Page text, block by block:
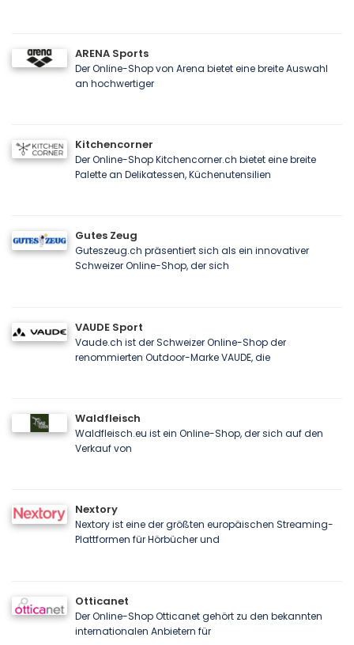
ARENA Sports
Der Online-Shop von Arena bietet eine breite Auswahl
an hochwertiger
Kitchencorner
Der Online-Shop Kitchencorner.ch bietet eine breite
Palette an Delikatessen, Küchenutensilien
Gutes Zeug
Guteszeug.ch präsentiert sich als ein innovativer
Schweizer Online-Shop, der sich
VAUDE Sport
Vaude.ch ist der Schweizer Online-Shop der
renommierten Outdoor-Marke VAUDE, die
Waldfleisch
Waldfleisch.eu ist ein Online-Shop, der sich auf den
Verkauf von
Nextory
Nextory ist eine der größten europäischen Streaming-
Plattformen für Hörbücher und
Otticanet
Der Online-Shop Otticanet gehört zu den bekannten
internationalen Anbietern für